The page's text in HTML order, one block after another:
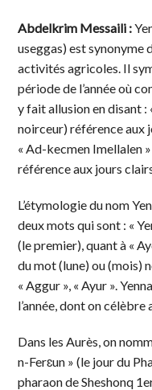
Abdelkrim Messaili :
useggas) est synonyme
activités agricoles. Il
période de l’année où
y fait allusion en disant
noirceur) référence aux
« Ad-kecmen Imellalen
référence aux jours
L’étymologie du nom
deux mots qui sont : «
(le premier), quant à «
du mot (lune) ou (mois)
« Aggur », « Ayur ».
l’année, dont on
Dans les Aurès, on
n-Ferɛun » (le jour du
pharaon de Sheshonq